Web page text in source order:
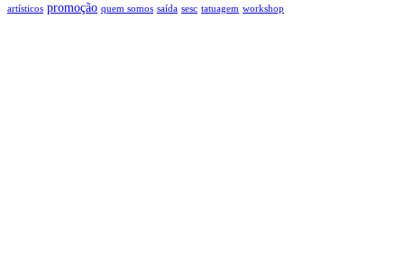
artísticos promoção quem somos saída sesc tatuagem workshop